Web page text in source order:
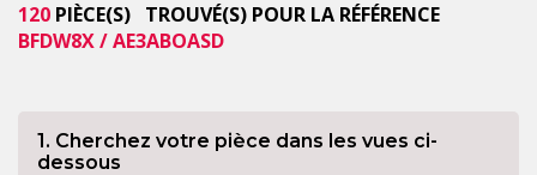
120 PIÈCE(S) TROUVÉ(S) POUR LA RÉFÉRENCE
BFDW8X / AE3ABOASD
1. Cherchez votre pièce dans les vues ci-
dessous